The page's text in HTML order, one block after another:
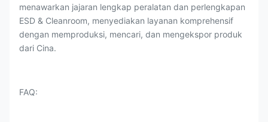
menawarkan jajaran lengkap peralatan dan perlengkapan
ESD & Cleanroom, menyediakan layanan komprehensif
dengan memproduksi, mencari, dan mengekspor produk
dari Cina.
FAQ: